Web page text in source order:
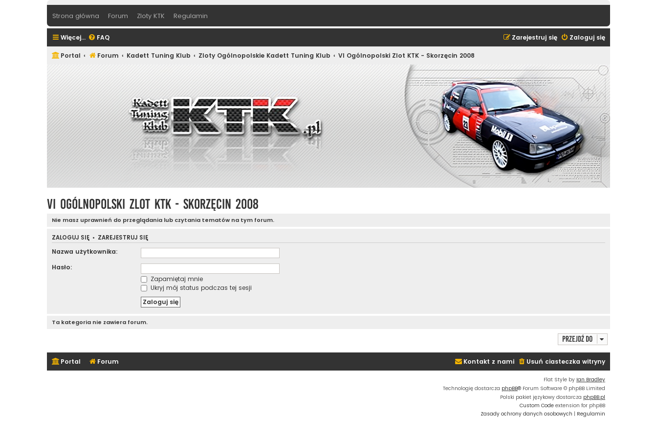
Strona główna Forum Zloty KTK Regulamin
Więcej… FAQ Zaloguj się
Zarejestruj się
Portal Forum Kadett Tuning Klub Zloty Ogólnopolskie Kadett Tuning Klub VI Ogólnopolski Zlot KTK - Skorzęcin 2008
VI Ogólnopolski Zlot KTK - Skorzęcin 2008
Nie masz uprawnień do przeglądania lub czytania tematów na tym forum.
ZALOGUJ SIĘ • ZAREJESTRUJ SIĘ
Nazwa użytkownika:
Hasło:
Zapamiętaj mnie
Ukryj mój status podczas tej sesji
Ta kategoria nie zawiera forum.
Przejdź do
Portal Forum Usuń ciasteczka witryny
Kontakt z nami
Flat Style by Ian Bradley
Technologię dostarcza phpBB® Forum Software © phpBB Limited
Polski pakiet językowy dostarcza phpBB.pl
Custom Code extension for phpBB
Zasady ochrony danych osobowych | Regulamin